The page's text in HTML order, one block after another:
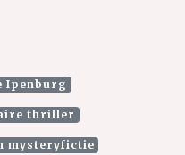
Ipenburg
thriller
mysteryfictie